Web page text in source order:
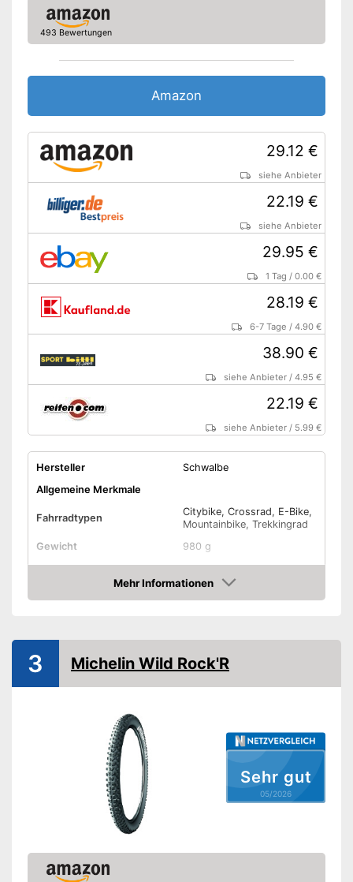
493 Bewertungen
Amazon
29.12 €
siehe Anbieter
22.19 €
siehe Anbieter
29.95 €
1 Tag /0.00 €
28.19 €
6-7 Tage /4.90 €
38.90 €
siehe Anbieter /4.95 €
22.19 €
siehe Anbieter / 5.99 €
Hersteller
Schwalbe
Allgemeine Merkmale
Fahrradtypen
Citybike, Crossrad, E-Bike,
Mountainbike, Trekkingrad
Gewicht
980 g
Belastbarkeit maximal
121 kg
Drahtreifen
Mehr Informationen
Amazon
Sehr gut
05/2026
3 Michelin Wild Rock'R